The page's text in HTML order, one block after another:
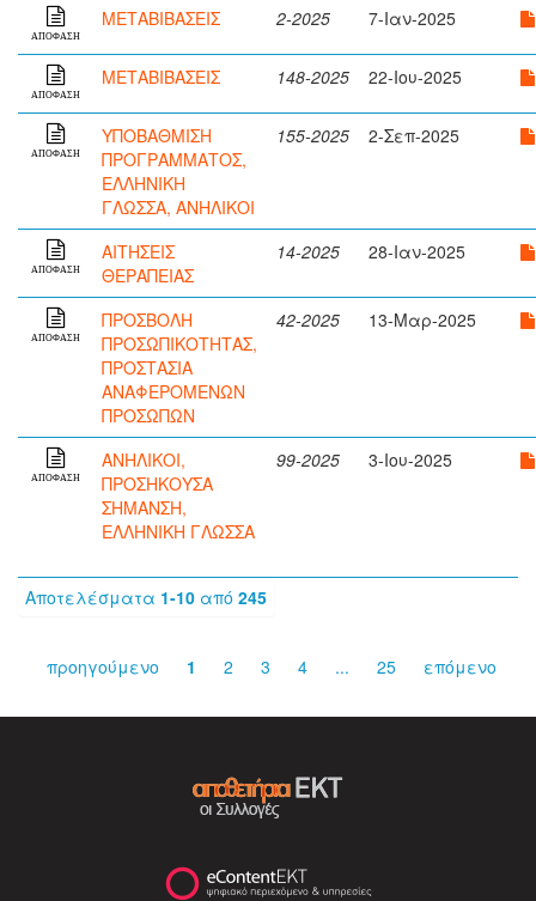
ΑΠΟΦΑΣΗ
ΜΕΤΑΒΙΒΑΣΕΙΣ 2-2025 7-Ιαν-2025
ΑΠΟΦΑΣΗ
ΜΕΤΑΒΙΒΑΣΕΙΣ 148-2025 22-Ιου-2025
ΑΠΟΦΑΣΗ
ΥΠΟΒΑΘΜΙΣΗ
ΠΡΟΓΡΑΜΜΑΤΟΣ,
ΕΛΛΗΝΙΚΗ
ΓΛΩΣΣΑ, ΑΝΗΛΙΚΟΙ
155-2025 2-Σεπ-2025
ΑΠΟΦΑΣΗ
ΑΙΤΗΣΕΙΣ
ΘΕΡΑΠΕΙΑΣ
14-2025 28-Ιαν-2025
ΑΠΟΦΑΣΗ
ΠΡΟΣΒΟΛΗ
ΠΡΟΣΩΠΙΚΟΤΗΤΑΣ,
ΠΡΟΣΤΑΣΙΑ
ΑΝΑΦΕΡΟΜΕΝΩΝ
ΠΡΟΣΩΠΩΝ
42-2025 13-Μαρ-2025
ΑΠΟΦΑΣΗ
ΑΝΗΛΙΚΟΙ,
ΠΡΟΣΗΚΟΥΣΑ
ΣΗΜΑΝΣΗ,
ΕΛΛΗΝΙΚΗ ΓΛΩΣΣΑ
99-2025 3-Ιου-2025
Αποτελέσματα 1-10 από 245
προηγούμενο 1 2 3 4 ... 25 επόμενο